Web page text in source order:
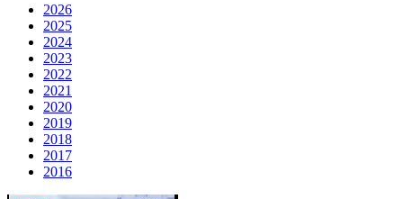
2026
2025
2024
2023
2022
2021
2020
2019
2018
2017
2016